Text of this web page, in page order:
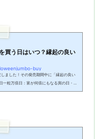
買う日はいつ？縁起の良い
buy
ました！その発売期間中に「縁起の良い
一粒万倍日：富が何倍にもなる寅の日・巳
的な吉日があります。せっかく買うなら、